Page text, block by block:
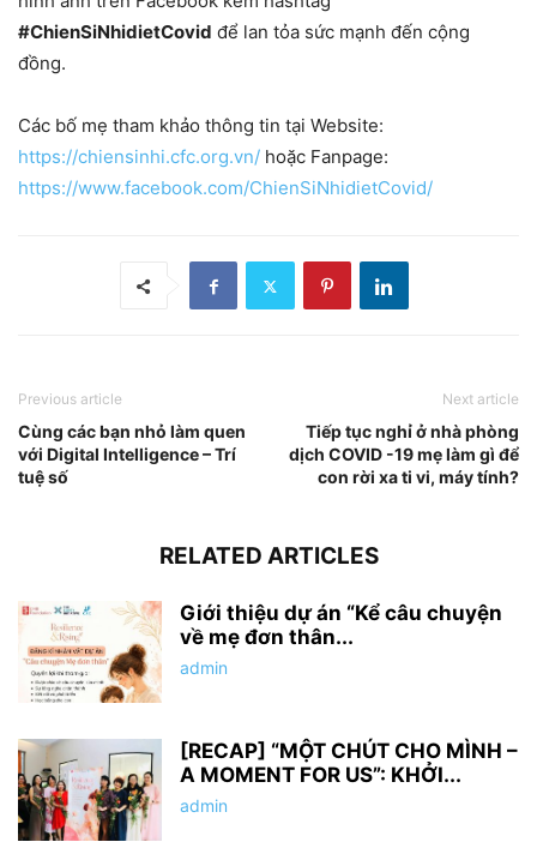
#ChienSiNhidietCovid để lan tỏa sức mạnh đến cộng
đồng.
Các bố mẹ tham khảo thông tin tại Website:
https://chiensinhi.cfc.org.vn/ hoặc Fanpage:
https://www.facebook.com/ChienSiNhidietCovid/
Previous article
Cùng các bạn nhỏ làm quen
với Digital Intelligence – Trí
tuệ số
Next article
Tiếp tục nghỉ ở nhà phòng
dịch COVID -19 mẹ làm gì để
con rời xa ti vi, máy tính?
RELATED ARTICLES
Giới thiệu dự án “Kể câu chuyện
về mẹ đơn thân...
admin
[RECAP] “MỘT CHÚT CHO MÌNH –
A MOMENT FOR US”: KHỞI...
admin